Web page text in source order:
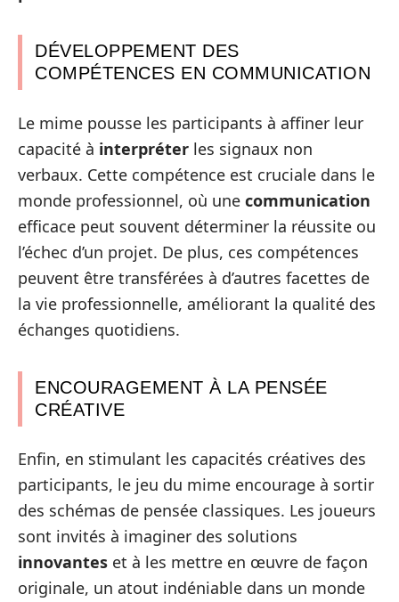
DÉVELOPPEMENT DES
COMPÉTENCES EN COMMUNICATION
Le mime pousse les participants à affiner leur
capacité à interpréter les signaux non
verbaux. Cette compétence est cruciale dans le
monde professionnel, où une communication
efficace peut souvent déterminer la réussite ou
l’échec d’un projet. De plus, ces compétences
peuvent être transférées à d’autres facettes de
la vie professionnelle, améliorant la qualité des
échanges quotidiens.
ENCOURAGEMENT À LA PENSÉE
CRÉATIVE
Enfin, en stimulant les capacités créatives des
participants, le jeu du mime encourage à sortir
des schémas de pensée classiques. Les joueurs
sont invités à imaginer des solutions
innovantes et à les mettre en œuvre de façon
originale, un atout indéniable dans un monde